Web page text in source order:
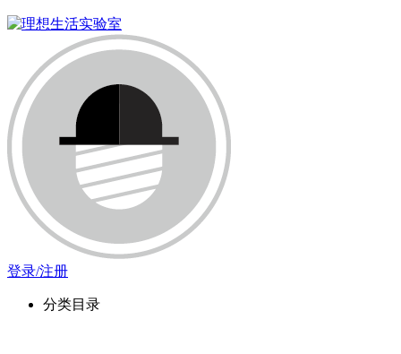
登录/注册
分类目录